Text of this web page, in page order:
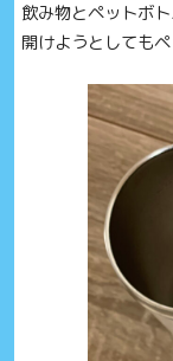
飲み物とペットボ
開けようとしても